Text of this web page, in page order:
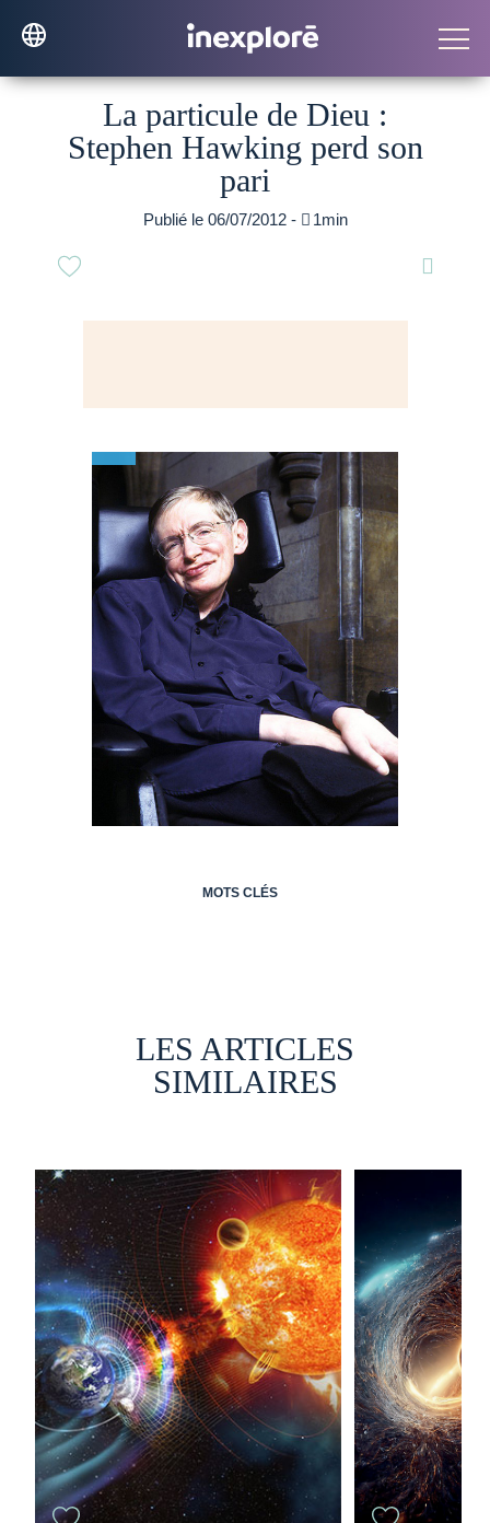
La particule de Dieu :
Stephen Hawking perd son
pari
Publié le 06/07/2012 -  1min

MOTS CLÉS
LES ARTICLES
SIMILAIRES